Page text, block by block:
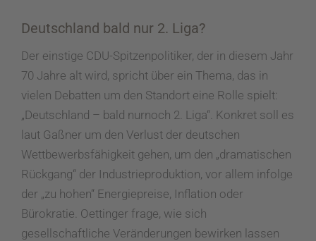
Deutschland bald nur 2. Liga?
Der einstige CDU-Spitzenpolitiker, der in diesem Jahr
70 Jahre alt wird, spricht über ein Thema, das in
vielen Debatten um den Standort eine Rolle spielt:
„Deutschland – bald nurnoch 2. Liga“. Konkret soll es
laut Gaßner um den Verlust der deutschen
Wettbewerbsfähigkeit gehen, um den „dramatischen
Rückgang“ der Industrieproduktion, vor allem infolge
der „zu hohen“ Energiepreise, Inflation oder
Bürokratie. Oettinger frage, wie sich
gesellschaftliche Veränderungen bewirken lassen